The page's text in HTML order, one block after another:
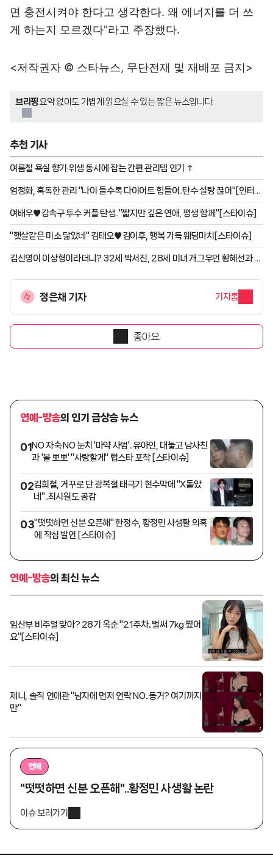
면 충전시켜야 한다고 생각한다. 왜 에너지를 더 쓰
게 하는지 모르겠다"라고 주장했다.
<저작권자 © 스타뉴스, 무단전재 및 재배포 금지>
브리핑 요약 없이도 가볍게 읽으실 수 있는 짧은 뉴스입니다.
추천 기사
여름철 욕실 향기·위생 동시에 잡는 간편 관리템 인기 ↑
엄정화, 혹독한 관리 "나이 들수록 다이어트 힘들어..탄수·설탕 끊어"[인터뷰
③]
여배우♥강속구 투수 커플 탄생.."짧지만 깊은 연애, 평생 함께"[스타이슈]
"햇살같은 미소 닮았네" 김태오♥김이후, 행복 가득 웨딩마치[스타이슈]
김신영이 이상형이라더니? 32세 박서진, 28세 미녀 개그우먼 황혜선과 러
정은채 기자 기자홈
좋아요
연예-방송의 인기 급상승 뉴스
01NO 자숙·NO 눈치 '마약 사범'..유아인, 대놓고 남사친
과 '볼 뽀뽀' "사랑할게" 럽스타 포착 [스타이슈]
02김희철, 거꾸로 단 광복절 태극기 현수막에 "X돌았
네"..최시원도 공감
03"떳떳하면 신분 오픈해" 한정수, 황정민 사생활 의혹
에 작심 발언 [스타이슈]
연예-방송의 최신 뉴스
임산부 비주얼 맞아? 28기 옥순 "21주차..벌써 7kg 쪘어
요"[스타이슈]
제니, 솔직 연애관 "남자에 먼저 연락 NO..동거? 여기까지
만"
연예
"떳떳하면 신분 오픈해"..황정민 사생활 논란
이슈 보러가기